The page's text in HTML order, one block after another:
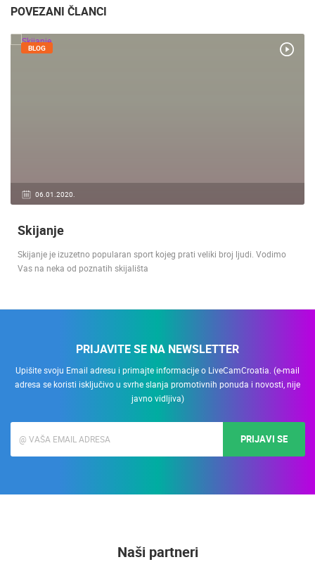
POVEZANI ČLANCI
06.01.2020.
BLOG
Skijanje
Skijanje je izuzetno popularan sport kojeg prati veliki broj ljudi. Vodimo
Vas na neka od poznatih skijališta
PRIJAVITE SE NA NEWSLETTER
Upišite svoju Email adresu i primajte informacije o LiveCamCroatia. (e-mail
adresa se koristi isključivo u svrhe slanja promotivnih ponuda i novosti, nije
javno vidljiva)
PRIJAVI SE
Naši partneri